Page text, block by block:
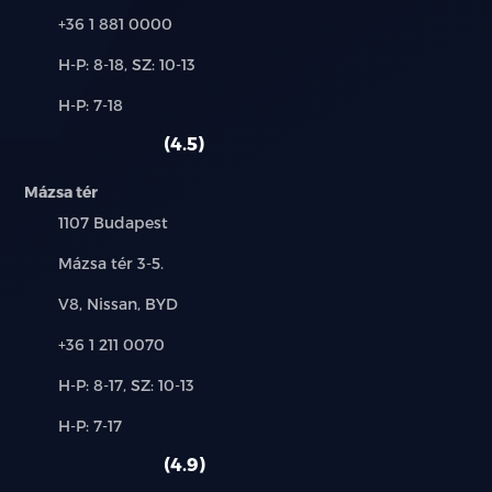
Telefon:
+36 1 881 0000
Új-
használt
H-P: 8-18, SZ: 10-13
Alkatrész,
H-P: 7-18
4.5
Mázsa tér
Település:
1107 Budapest
Cím:
Mázsa tér 3-5.
Márkák:
V8, Nissan, BYD
Telefon:
+36 1 211 0070
Új-
használt
H-P: 8-17, SZ: 10-13
Alkatrész,
H-P: 7-17
4.9